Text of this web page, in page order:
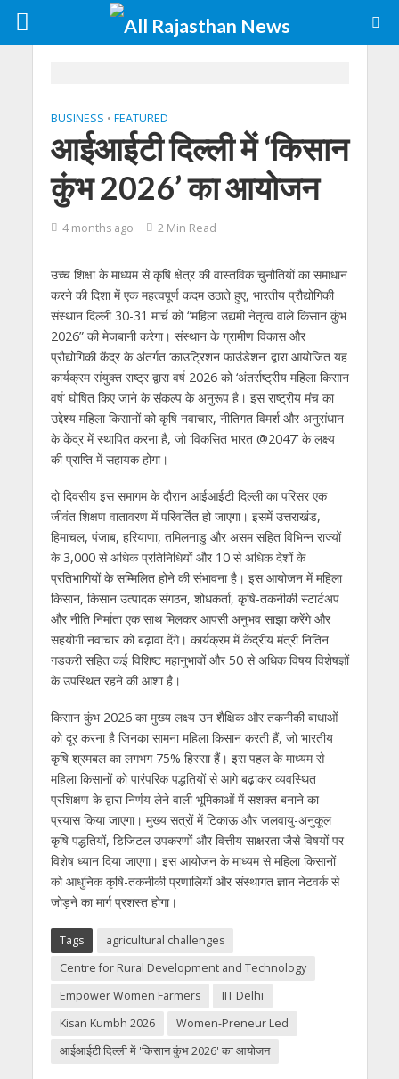
BUSINESS • FEATURED
आईआईटी दिल्ली में ‘किसान
कुंभ 2026’ का आयोजन
4 months ago 2 Min Read
उच्च शिक्षा के माध्यम से कृषि क्षेत्र की वास्तविक चुनौतियों का समाधान
करने की दिशा में एक महत्वपूर्ण कदम उठाते हुए, भारतीय प्रौद्योगिकी
संस्थान दिल्ली 30-31 मार्च को “महिला उद्यमी नेतृत्व वाले किसान कुंभ
2026” की मेजबानी करेगा। संस्थान के ग्रामीण विकास और
प्रौद्योगिकी केंद्र के अंतर्गत ‘काउट्रिशन फाउंडेशन’ द्वारा आयोजित यह
कार्यक्रम संयुक्त राष्ट्र द्वारा वर्ष 2026 को ‘अंतर्राष्ट्रीय महिला किसान
वर्ष’ घोषित किए जाने के संकल्प के अनुरूप है। इस राष्ट्रीय मंच का
उद्देश्य महिला किसानों को कृषि नवाचार, नीतिगत विमर्श और अनुसंधान
के केंद्र में स्थापित करना है, जो ‘विकसित भारत @2047’ के लक्ष्य
की प्राप्ति में सहायक होगा।
दो दिवसीय इस समागम के दौरान आईआईटी दिल्ली का परिसर एक
जीवंत शिक्षण वातावरण में परिवर्तित हो जाएगा। इसमें उत्तराखंड,
हिमाचल, पंजाब, हरियाणा, तमिलनाडु और असम सहित विभिन्न राज्यों
के 3,000 से अधिक प्रतिनिधियों और 10 से अधिक देशों के
प्रतिभागियों के सम्मिलित होने की संभावना है। इस आयोजन में महिला
किसान, किसान उत्पादक संगठन, शोधकर्ता, कृषि-तकनीकी स्टार्टअप
और नीति निर्माता एक साथ मिलकर आपसी अनुभव साझा करेंगे और
सहयोगी नवाचार को बढ़ावा देंगे। कार्यक्रम में केंद्रीय मंत्री नितिन
गडकरी सहित कई विशिष्ट महानुभावों और 50 से अधिक विषय विशेषज्ञों
के उपस्थित रहने की आशा है।
किसान कुंभ 2026 का मुख्य लक्ष्य उन शैक्षिक और तकनीकी बाधाओं
को दूर करना है जिनका सामना महिला किसान करती हैं, जो भारतीय
कृषि श्रमबल का लगभग 75% हिस्सा हैं। इस पहल के माध्यम से
महिला किसानों को पारंपरिक पद्धतियों से आगे बढ़ाकर व्यवस्थित
प्रशिक्षण के द्वारा निर्णय लेने वाली भूमिकाओं में सशक्त बनाने का
प्रयास किया जाएगा। मुख्य सत्रों में टिकाऊ और जलवायु-अनुकूल
कृषि पद्धतियों, डिजिटल उपकरणों और वित्तीय साक्षरता जैसे विषयों पर
विशेष ध्यान दिया जाएगा। इस आयोजन के माध्यम से महिला किसानों
को आधुनिक कृषि-तकनीकी प्रणालियों और संस्थागत ज्ञान नेटवर्क से
जोड़ने का मार्ग प्रशस्त होगा।
Tags
agricultural challenges
Centre for Rural Development and Technology
Empower Women Farmers
IIT Delhi
Kisan Kumbh 2026
Women-Preneur Led
आईआईटी दिल्ली में 'किसान कुंभ 2026' का आयोजन